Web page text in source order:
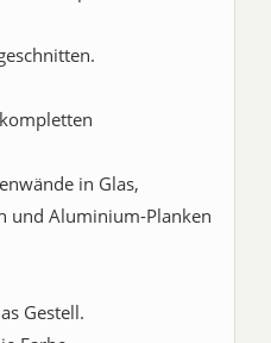
in Glas,
und Aluminium-Planken
Gestell.